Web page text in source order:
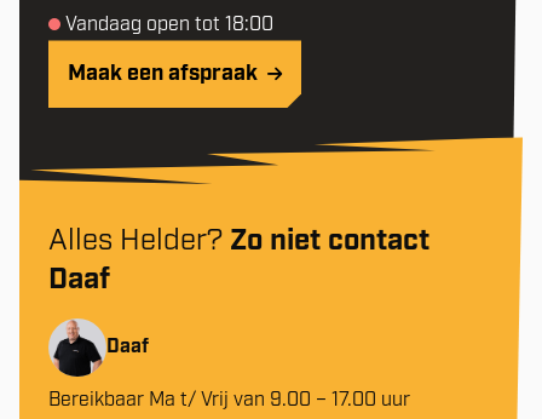
Vandaag open tot 18:00
Maak een afspraak
Alles Helder? Zo niet contact
Daaf
Daaf
Bereikbaar Ma t/ Vrij van 9.00 – 17.00 uur